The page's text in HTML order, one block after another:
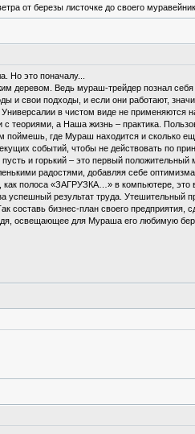
от березы листочке до своего
Но это поначалу...
деревом. Ведь мураш-трейдер познал
свои подходы, и если они работают,
в чистом виде не применяются
а Наша жизнь – практика.
поймешь, где Мураш находится и сколько
событий, чтобы не действовать по
и горький – это первый
радостями, добавляя себе
полоса «ЗАГРУЗКА…» в компьютере,
результат труда. Утешительный
бизнес-план своего
освещающее для Мураша его любимую